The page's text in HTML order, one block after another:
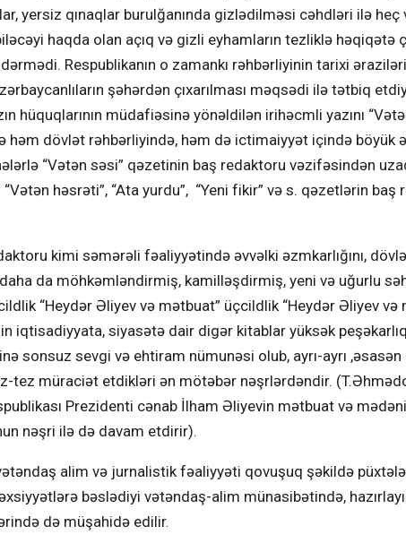
yersiz qınaqlar burulğanında gizlədilməsi cəhdləri ilə heç
haqda olan açıq və gizli eyhamların tezliklə həqiqətə
Respublikanın o zamankı rəhbərliyinin tarixi
şəhərdən çıxarılması məqsədi ilə tətbiq
hüquqlarının müdafiəsinə yönəldilən irihəcmli yazını
həm dövlət rəhbərliyində, həm də ictimaiyyət içində böyük
“Vətən səsi” qəzetinin baş redaktoru vəzifəsindən
həsrəti”, “Ata yurdu”, “Yeni fikir” və s. qəzetlərin baş
kimi səmərəli fəaliyyətində əvvəlki əzmkarlığını,
da möhkəmləndirmiş, kamilləşdirmiş, yeni və uğurlu
“Heydər Əliyev və mətbuat” üçcildlik “Heydər Əliyev və
iqtisadiyyata, siyasətə dair digər kitablar yüksək
sonsuz sevgi və ehtiram nümunəsi olub, ayrı-ayrı
tez müraciət etdikləri ən mötəbər nəşrlərdəndir.
Prezidenti cənab İlham Əliyevin mətbuat və
nəşri ilə də davam etdirir).
alim və jurnalistik fəaliyyəti qovuşuq şəkildə
bəslədiyi vətəndaş-alim münasibətində,
də müşahidə edilir.